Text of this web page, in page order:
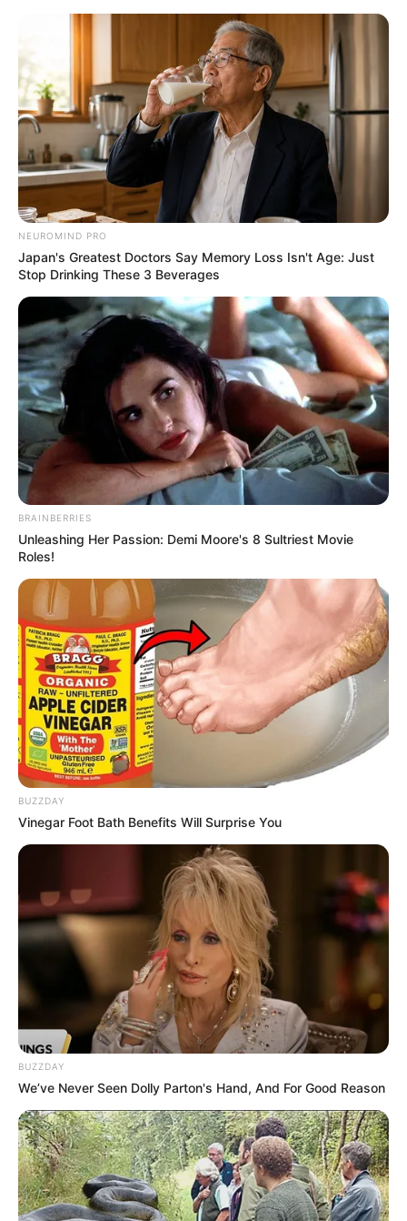
HOME
Home > Aposentadoria > Brasil > Notícia STF >
AO VIVO: STF
deve rever pontos centrais da Reforma da Previdência.
AO VIVO: STF deve rever pontos
centrais da Reforma da
Previdência.
Julgamento doSTF sobre atos que contestam pontos
2019.
—Foto/Reprodução/STF
AO VIVO: STF deve rever pontos centrais da Reforma da
Previdência.
PublicadonoJASB em 18.dezembro.2025.Atualizado
19.dezembro.2025.
WhatsApp: Rede do JASB
| Assista agora, ao vivo, o julgamento
Supremo Tribunal Federal(STF) sobre atos que contestam
pontos centrais daReforma da Previdência de 2019
Assista a transmissão ao vivo, no final desta matéria.
-ad3
NEUROMIND PRO
Japan's Greatest Doctors Say Memory Loss Isn't Age: Just
Stop Drinking These 3 Beverages
BRAINBERRIES
Unleashing Her Passion: Demi Moore's 8 Sultriest Movie
Roles!
BUZZDAY
Vinegar Foot Bath Benefits Will Surprise You
BUZZDAY
We’ve Never Seen Dolly Parton's Hand, And For Good Reason